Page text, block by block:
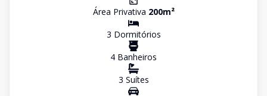
Área Privativa 200m²
3 Dormitórios
4 Banheiros
3 Suítes